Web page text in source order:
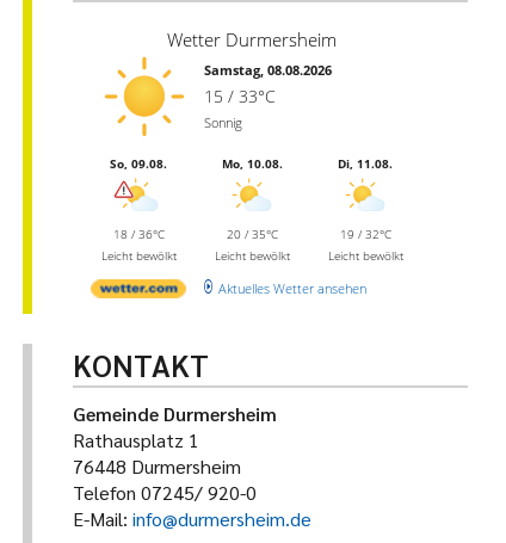
Wetter Durmersheim
Samstag, 08.08.2026
15 / 33°C
Sonnig
So, 09.08.
18 / 36°C
Leicht bewölkt
Mo, 10.08.
20 / 35°C
Leicht bewölkt
Di, 11.08.
19 / 32°C
Leicht bewölkt
Aktuelles Wetter ansehen
KONTAKT
Gemeinde Durmersheim
Rathausplatz 1
76448 Durmersheim
Telefon 07245/ 920-0
E-Mail: info@durmersheim.de